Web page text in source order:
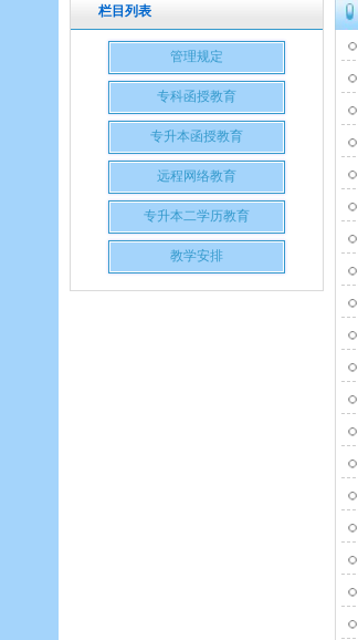
栏目列表
管理规定
专科函授教育
专升本函授教育
远程网络教育
专升本二学历教育
教学安排